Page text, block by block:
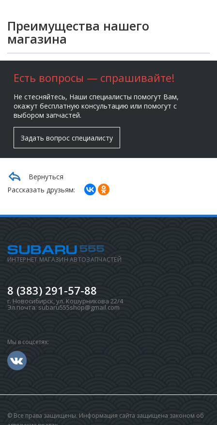
Преимущества нашего
магазина
Есть вопросы — спрашивайте!
Не стесняйтесь, Наши специалисты помогут Вам,
окажут бесплатную консультацию или помогут с
выбором запчастей.
Задать вопрос специалисту
Вернуться
Рассказать друзьям:
ИНТЕРНЕТ МАГАЗИН АВТОЗАПЧАСТЕЙ
8 (383) 291-57-88
г. Новосибирск,ул. Кошурникова 22/4
Эл.почта: subaru555shop@gmail.com
Мы в соцсетях:
© Все права защищены. Информация сайта защищена законом об